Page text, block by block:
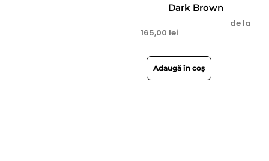
Dark Brown
de la
165,00 lei
Adaugă în coș